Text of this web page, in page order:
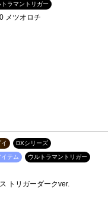
トラマントリガー
メツオロチ
DXシリーズ
テム ウルトラマントリガー
トリガーダークver.